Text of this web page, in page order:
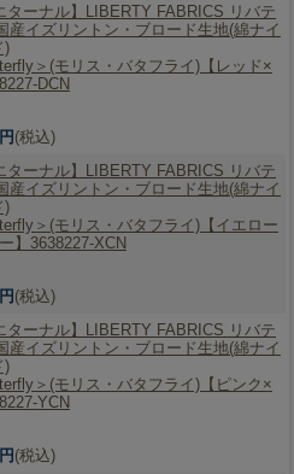
ターナル】 LIBERTY FABRICS リバテ
産イズリントン・ブロード生地(綿ナイ
)
＞(モリス・バタフライ)【レッド×
DCN
(税込)
ターナル】 LIBERTY FABRICS リバテ
産イズリントン・ブロード生地(綿ナイ
)
＞(モリス・バタフライ)【イエロー
】3638227-XCN
(税込)
ターナル】 LIBERTY FABRICS リバテ
産イズリントン・ブロード生地(綿ナイ
)
＞(モリス・バタフライ)【ピンク×
YCN
(税込)